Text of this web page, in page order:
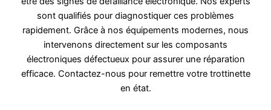
sont qualifiés pour diagnostiquer ces problèmes
rapidement. Grâce à nos équipements modernes, nous
intervenons directement sur les composants
électroniques défectueux pour assurer une réparation
efficace. Contactez-nous pour remettre votre trottinette
en état.